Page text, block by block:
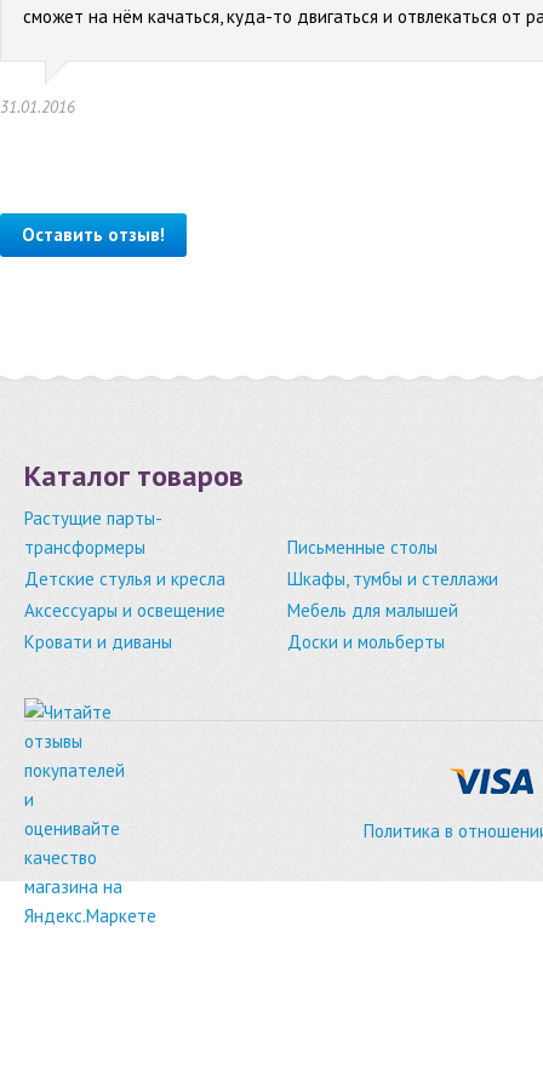
сможет на нём качаться, куда-то двигаться и отвлекаться от
31.01.2016
Оставить отзыв!
Каталог товаров
Растущие парты-
трансформеры
Письменные столы
Детские стулья и кресла
Шкафы, тумбы и стеллажи
Аксессуары и освещение
Мебель для малышей
Кровати и диваны
Доски и мольберты
Политика в